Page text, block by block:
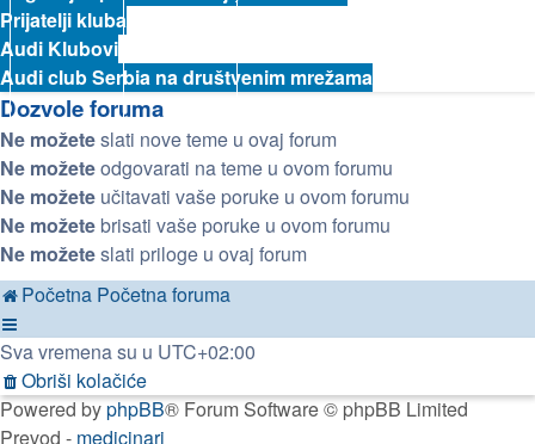
Prijatelji kluba
Audi Klubovi
Audi club Serbia na društvenim mrežama
Dozvole foruma
Ne možeteslati nove teme u ovaj forum
Ne možeteodgovarati na teme u ovom forumu
Ne možete učitavati vaše poruke u ovom forumu
Ne možetebrisati vaše poruke u ovom forumu
Ne možeteslati priloge u ovaj forum
Početna Početna foruma
Sva vremena su u UTC+02:00
Obriši kolačiće
Powered byphpBB® Forum Software © phpBB Limited
Prevod - medicinari